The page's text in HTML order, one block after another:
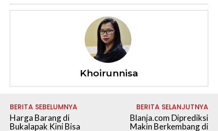
Khoirunnisa
BERITA SEBELUMNYA
Harga Barang di
Bukalapak Kini Bisa
BERITA SELANJUTNYA
Blanja.com Diprediksi
Makin Berkembang di